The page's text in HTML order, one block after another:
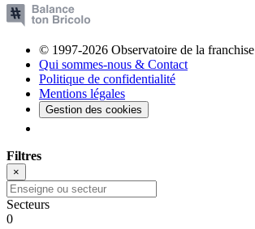
© 1997-2026 Observatoire de la franchise
Qui sommes-nous & Contact
Politique de confidentialité
Mentions légales
Gestion des cookies
Filtres
×
Secteurs
0